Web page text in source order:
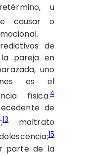
u
causar o
de
pareja en
uno
es el
física.4
de
13maltrato
15
parte de la